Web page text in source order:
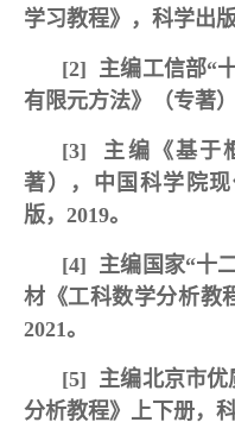
学习教程》，科学出版
[2] 主编工信部“
有限元方法》（专著）
[3] 主编《基于
著），中国科学院
版，2019。
[4] 主编国家“十
材《工科数学分析教
2021。
[5] 主编北京市
分析教程》上下册，